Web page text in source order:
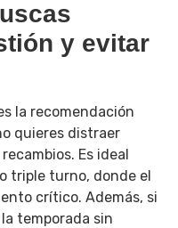
y evitar
la recomendación
quieres distraer
Es ideal
triple turno, donde el
crítico. Además, si
temporada sin